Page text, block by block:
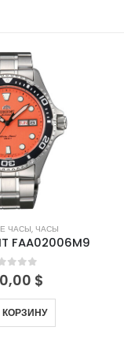
ЧАСЫ, ЧАСЫ
FAA02006M9
of 5
$
КОРЗИНУ